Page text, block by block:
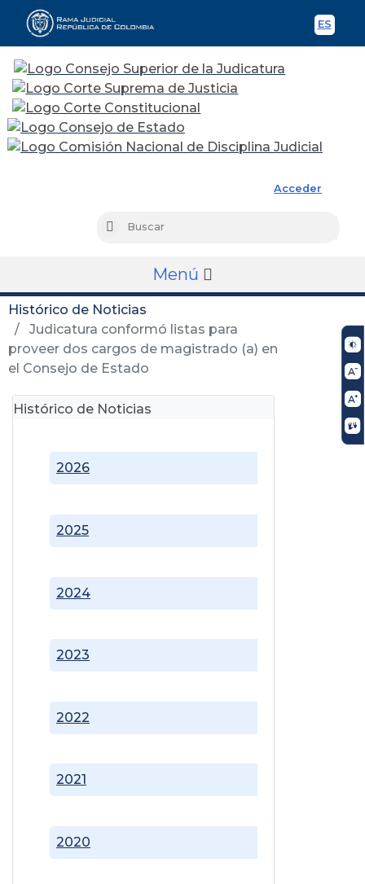
ES
Acceder
Buscar
Menú
Histórico de Noticias
Judicatura conformó listas para
proveer dos cargos de magistrado (a) en
el Consejo de Estado
Histórico de Noticias
2020
2021
2022
2023
2024
2025
2026